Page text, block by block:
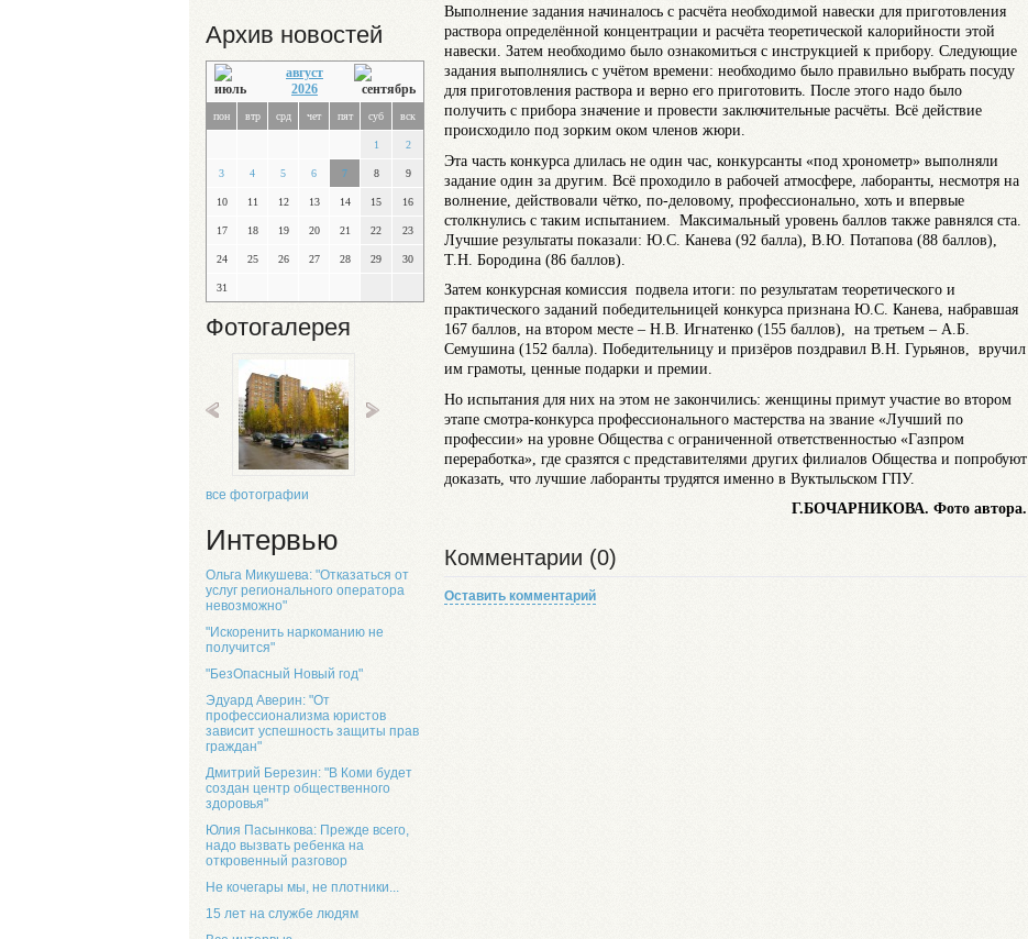
Архив новостей
август
2026
пон втр срд чет пят суб вск
1 2
3 4 5 6 7 8 9
10 11 12 13 14 15 16
17 18 19 20 21 22 23
24 25 26 27 28 29 30
31
Фотогалерея
все фотографии
Интервью
Ольга Микушева: "Отказаться от
услуг регионального оператора
невозможно"
"Искоренить наркоманию не
получится"
"БезОпасный Новый год"
Эдуард Аверин: "От
профессионализма юристов
зависит успешность защиты прав
граждан"
Дмитрий Березин: "В Коми будет
создан центр общественного
здоровья"
Юлия Пасынкова: Прежде всего,
надо вызвать ребенка на
откровенный разговор
Не кочегары мы, не плотники...
15 лет на службе людям
Выполнение задания начиналось с расчёта необходимой навески для приготовления
раствора определённой концентрации и расчёта теоретической калорийности этой
навески. Затем необходимо было ознакомиться с инструкцией к прибору. Следующие
задания выполнялись с учётом времени: необходимо было правильно выбрать посуду
для приготовления раствора и верно его приготовить. После этого надо было
получить с прибора значение и провести заключительные расчёты. Всё действие
происходило под зорким оком членов жюри.
Эта часть конкурса длилась не один час, конкурсанты «под хронометр» выполняли
задание один за другим. Всё проходило в рабочей атмосфере, лаборанты, несмотря на
волнение, действовали чётко, по-деловому, профессионально, хоть и впервые
столкнулись с таким испытанием. Максимальный уровень баллов также равнялся ста.
Лучшие результаты показали: Ю.С. Канева (92 балла), В.Ю. Потапова (88 баллов),
Т.Н. Бородина (86 баллов).
Затем конкурсная комиссия подвела итоги: по результатам теоретического и
практического заданий победительницей конкурса признана Ю.С. Канева, набравшая
167 баллов, на втором месте – Н.В. Игнатенко (155 баллов), на третьем – А.Б.
Семушина (152 балла). Победительницу и призёров поздравил В.Н. Гурьянов, вручил
им грамоты, ценные подарки и премии.
Но испытания для них на этом не закончились: женщины примут участие во втором
этапе смотра-конкурса профессионального мастерства на звание «Лучший по
профессии» на уровне Общества с ограниченной ответственностью «Газпром
переработка», где сразятся с представителями других филиалов Общества и попробуют
доказать, что лучшие лаборанты трудятся именно в Вуктыльском ГПУ.
Г.БОЧАРНИКОВА. Фото автора.
Комментарии (0)
Оставить комментарий